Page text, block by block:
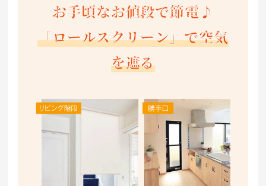
お手頃なお値段で節電♪
「ロールスクリーン」で空気
を遮る